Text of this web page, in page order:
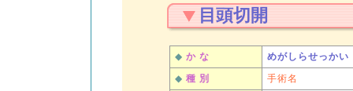
目頭切開
◆ か な
めがしらせっかい
◆ 種 別
手術名